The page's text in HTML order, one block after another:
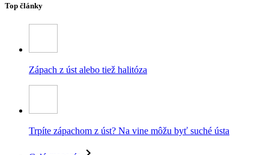
Top články
Zápach z úst alebo tiež halitóza
Trpíte zápachom z úst? Na vine môžu byť suché ústa